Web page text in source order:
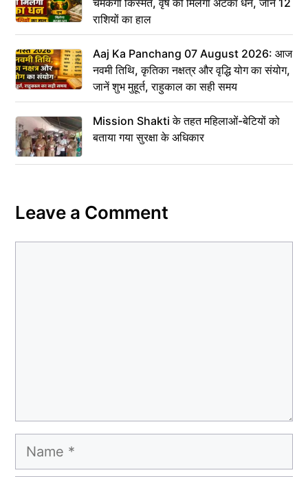
चमकेगी किस्मत, वृष को मिलेगा अटका धन, जानें 12
राशियों का हाल
Aaj Ka Panchang 07 August 2026: आज
नवमी तिथि, कृतिका नक्षत्र और वृद्धि योग का संयोग,
जानें शुभ मुहूर्त, राहुकाल का सही समय
Mission Shakti के तहत महिलाओं-बेटियों को
बताया गया सुरक्षा के अधिकार
Leave a Comment
Name